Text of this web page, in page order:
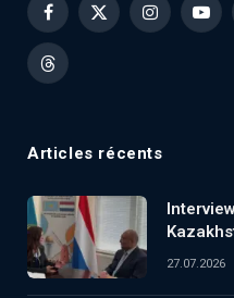
Facebook
X
Instagram
Threads
Articles récents
27.07.2026